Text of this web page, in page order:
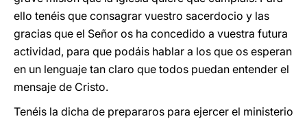
ello tenéis que consagrar vuestro sacerdocio y las
gracias que el Señor os ha concedido a vuestra futura
actividad, para que podáis hablar a los que os esperan
en un lenguaje tan claro que todos puedan entender el
mensaje de Cristo.
Tenéis la dicha de prepararos para ejercer el ministerio